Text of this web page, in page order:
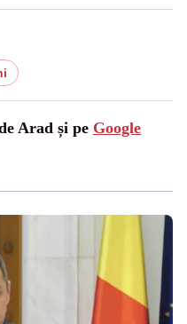
Arad și pe Google